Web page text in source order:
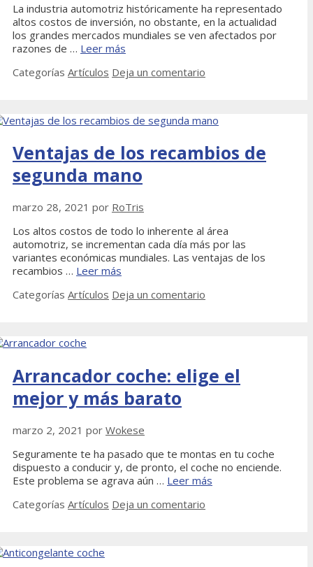
La industria automotriz históricamente ha representado
altos costos de inversión, no obstante, en la actualidad
los grandes mercados mundiales se ven afectados por
razones de … Leer más
Categorías Artículos Deja un comentario
Ventajas de los recambios de
segunda mano
marzo 28, 2021 por RoTris
Los altos costos de todo lo inherente al área
automotriz, se incrementan cada día más por las
variantes económicas mundiales. Las ventajas de los
recambios … Leer más
Categorías Artículos Deja un comentario
Arrancador coche: elige el
mejor y más barato
marzo 2, 2021 por Wokese
Seguramente te ha pasado que te montas en tu coche
dispuesto a conducir y, de pronto, el coche no enciende.
Este problema se agrava aún … Leer más
Categorías Artículos Deja un comentario